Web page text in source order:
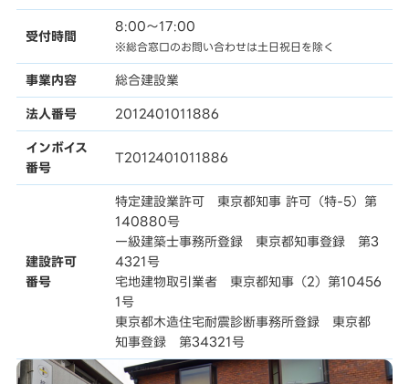
受付時間
8:00〜17:00
※総合窓口のお問い合わせは土日祝日を除く
事業内容 総合建設業
法人番号 2012401011886
インボイス
番号
T2012401011886
建設許可
番号
特定建設業許可 東京都知事 許可（特-5）第
140880号
一級建築士事務所登録 東京都知事登録 第3
4321号
宅地建物取引業者 東京都知事（2）第10456
1号
東京都木造住宅耐震診断事務所登録 東京都
知事登録 第34321号